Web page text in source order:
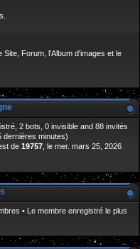
Forum, l'Album d'images et le
2 bots, 0 invisible and 88 invités
dernières minutes)
de 19757 , le mer. mars 25, 2026
• Le membre enregistré le plus